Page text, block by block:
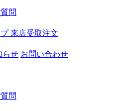
問
来店受取注文
らせ お問い合わせ
問